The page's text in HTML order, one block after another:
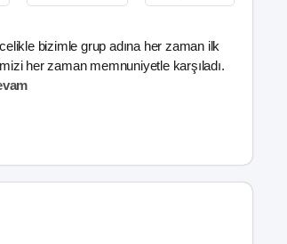
bizimle grup adına her zaman ilk
her zaman memnuniyetle karşıladı.